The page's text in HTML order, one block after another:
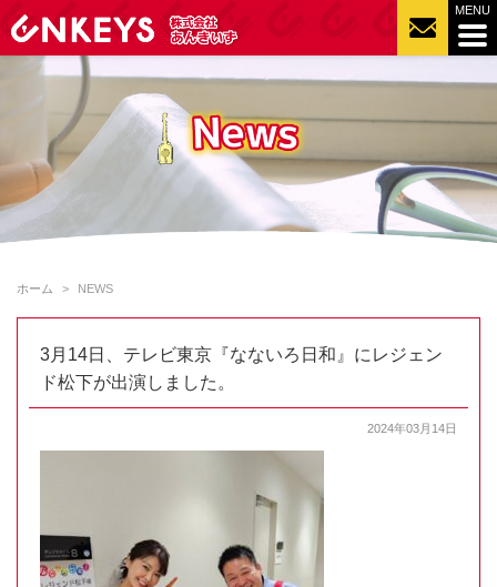
ホーム NEWS
3月14日、テレビ東京『なないろ日和』にレジェン
ド松下が出演しました。
2024年03月14日